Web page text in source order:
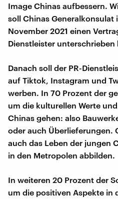
Image Chinas aufbessern.
soll Chinas Generalkonsulat
November 2021 einen
Dienstleister unterschrieben
Danach soll der PR-
auf Tiktok, Instagram und
werben. In 70 Prozent der
um die kulturellen Werte
Chinas gehen: also
oder auch Überlieferungen.
auch das Leben der jungen
in den Metropolen abbilden.
In weiteren 20 Prozent der
um die positiven Aspekte in